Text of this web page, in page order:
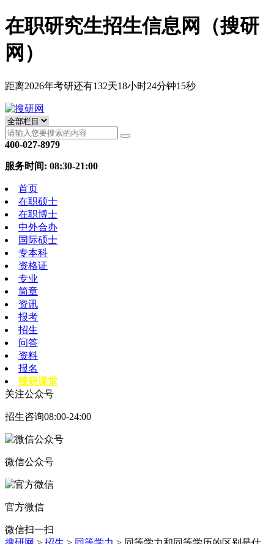
在职研究生招生信息网（搜研
网）
距离2026年考研还有132天18小时24分钟15秒
400-027-8979
服务时间: 08:30-21:00
首页
在职硕士
在职博士
中外合办
国际硕士
专本科
资格证
专业
简章
资讯
报考
招生
问答
资料
报名
搜研课堂
关注公众号
招生咨询08:00-24:00
微信公众号
官方微信
微信扫一扫